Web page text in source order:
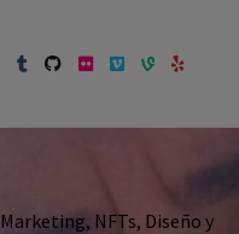
NFTs, Diseño y